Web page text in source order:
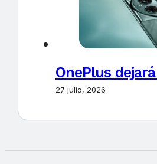
OnePlus
27 julio, 2026